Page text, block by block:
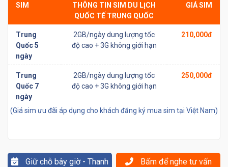
SIM
THÔNG TIN SIM DU LỊCH
QUỐC TẾ TRUNG QUỐC
GIÁ SIM
Trung
Quốc 5
ngày
2GB/ngày dung lượng tốc
độ cao + 3G không giới hạn
210,000đ
Trung
Quốc 7
ngày
2GB/ngày dung lượng tốc
độ cao + 3G không giới hạn
250,000đ
(Giá sim ưu đãi áp dụng cho khách đăng ký mua sim tại Việt Nam)
Giữ chỗ bây giờ - Thanh
Bấm để nghe tư vấn